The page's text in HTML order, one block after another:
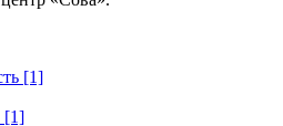
[1]
[1]